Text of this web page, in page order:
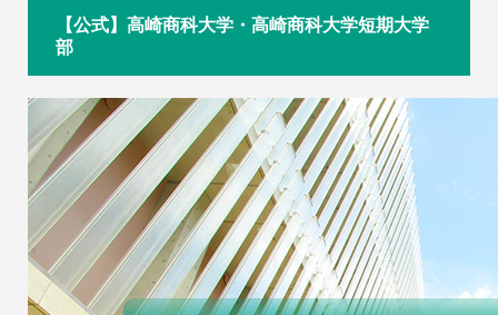
【公式】高崎商科大学・高崎商科大学短期大学
部